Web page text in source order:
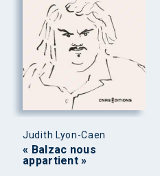
Judith Lyon-Caen
« Balzac nous
appartient »